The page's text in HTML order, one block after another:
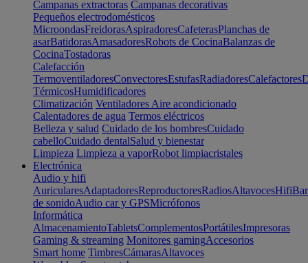
Campanas extractoras Campanas decorativas
Pequeños electrodomésticos
MicroondasFreidorasAspiradoresCafeterasPlanchas de
asarBatidorasAmasadoresRobots de CocinaBalanzas de
CocinaTostadoras
Calefacción
TermoventiladoresConvectoresEstufasRadiadoresCalefactores
TérmicosHumidificadores
Climatización Ventiladores Aire acondicionado
Calentadores de agua Termos eléctricos
Belleza y salud Cuidado de los hombresCuidado
cabelloCuidado dentalSalud y bienestar
Limpieza Limpieza a vaporRobot limpiacristales
Electrónica
Audio y hifi
AuricularesAdaptadoresReproductoresRadiosAltavocesHifi
de sonidoAudio car y GPSMicrófonos
Informática
AlmacenamientoTabletsComplementosPortátilesImpresoras
Gaming & streaming Monitores gamingAccesorios
Smart home TimbresCámarasAltavoces